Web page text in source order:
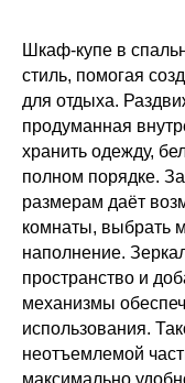
Шкаф‑купе в
стиль, помогая
для отдыха.
продуманная
хранить одежду,
полном порядке.
размерам даёт
комнаты, выбрать
наполнение.
пространство и
механизмы
использования.
неотъемлемой